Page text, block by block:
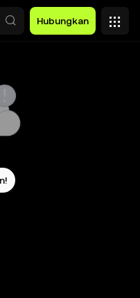
Hubungkan